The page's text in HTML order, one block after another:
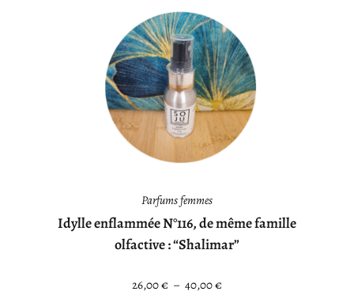
Parfums femmes
Idylle enflammée N°116, de même famille
olfactive : “Shalimar”
26,00€ – 40,00€